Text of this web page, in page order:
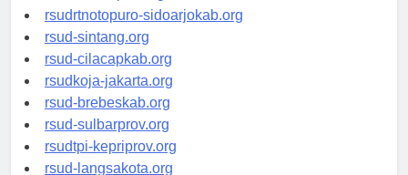
rsudksa-depok.org
rsudrtnotopuro-sidoarjokab.org
rsud-sintang.org
rsud-cilacapkab.org
rsudkoja-jakarta.org
rsud-brebeskab.org
rsud-sulbarprov.org
rsudtpi-kepriprov.org